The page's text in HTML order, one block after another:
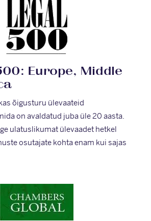
Europe, Middle
õigusturu ülevaateid
on avaldatud juba üle 20 aasta.
ulatuslikumat ülevaadet hetkel
osutajate kohta enam kui sajas